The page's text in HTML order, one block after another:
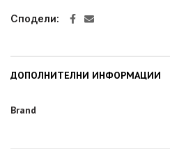
Сподели
ДОПОЛНИТЕЛНИ ИНФОРМАЦИИ
Brand